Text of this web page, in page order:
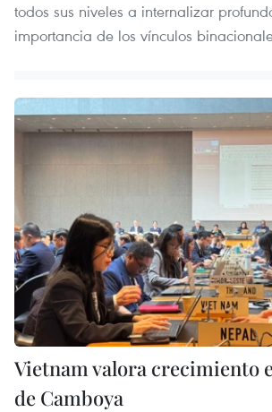
todos sus niveles a internalizar
importancia de los vínculos
Vietnam valora crecimiento
de Camboya